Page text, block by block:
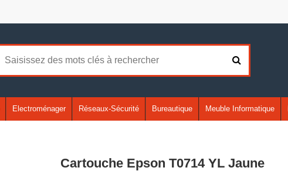
Electroménager Réseaux-Sécurité Bureautique Meuble Informatique
Cartouche Epson T0714 YL Jaune